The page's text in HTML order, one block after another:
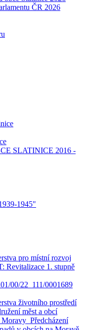
ČR 2026
SLATINICE 2016 -
1945"
pro místní rozvoj
Revitalizace 1. stupně
00/22_111/0001689
životního prostředí
měst a obcí